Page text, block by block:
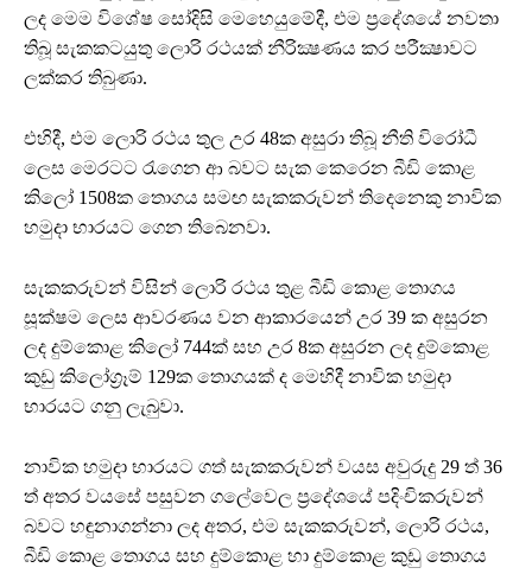
ලද මෙම විශේෂ සෝදිසි මෙහෙයුමේදී, එම ප්‍රදේශයේ නවතා
තිබූ සැකකටයුතු ලොරි රථයක් නීරික්‍ෂණය කර පරීක්‍ෂාවට
ලක්කර තිබුණා.
එහිදී, එම ලොරි රථය තුල උර 48ක අසුරා තිබූ නීති විරෝධී
ලෙස මෙරටට රැගෙන ආ බවට සැක කෙරෙන බීඩි කොළ
කිලෝ 1508ක ‍තොගය සමඟ සැකකරුවන් තිදෙනෙකු නාවික
හමුදා භාරයට ගෙන තිබෙනවා.
සැකකරුවන් විසින් ලොරි රථය තුළ බීඩි කොළ තොගය
සූක්ෂම ලෙස ආවරණය වන ආකාරයෙන් උර 39 ක අසුරන
ලද දුම්කොළ කිලෝ 744ක් සහ උර 8ක අසුරන ලද දුම්කොළ
කුඩු කිලෝග්‍රෑම් 129ක තොගයක් ද මෙහිදී නාවික හමුදා
භාරයට ගනු ලැබුවා.
නාවික හමුදා භාරයට ගත් සැකකරුවන් වයස අවුරුදු 29 ත් 36
ත් අතර වයසේ පසුවන ගලේවෙල ප්‍රදේශයේ පදිංචිකරුවන්
බවට හඳුනාගන්නා ලද අතර, එම සැකකරුවන්, ලොරි රථය,
බීඩි කොළ තොගය සහ දුම්කොළ හා දුම්කොළ කුඩු තොගය